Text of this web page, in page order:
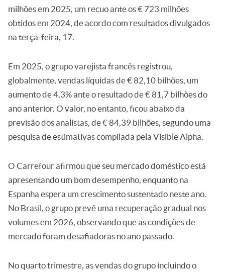
milhões em 2025, um recuo ante os € 723 milhões
obtidos em 2024, de acordo com resultados divulgados
na terça-feira, 17.
Em 2025, o grupo varejista francês registrou,
globalmente, vendas líquidas de € 82,10 bilhões, um
aumento de 4,3% ante o resultado de € 81,7 bilhões do
ano anterior. O valor, no entanto, ficou abaixo da
previsão dos analistas, de € 84,39 bilhões, segundo uma
pesquisa de estimativas compilada pela Visible Alpha.
O Carrefour afirmou que seu mercado doméstico está
apresentando um bom desempenho, enquanto na
Espanha espera um crescimento sustentado neste ano.
No Brasil, o grupo prevê uma recuperação gradual nos
volumes em 2026, observando que as condições de
mercado foram desafiadoras no ano passado.
No quarto trimestre, as vendas do grupo incluindo o